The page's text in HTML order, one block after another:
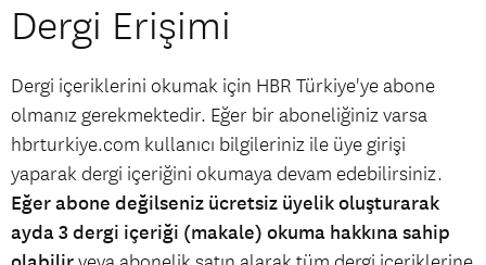
Dergi Erişimi
Dergi içeriklerini okumak için HBR Türkiye'ye abone
olmanız gerekmektedir. Eğer bir aboneliğiniz varsa
hbrturkiye.com kullanıcı bilgileriniz ile üye girişi
yaparak dergi içeriğini okumaya devam edebilirsiniz.
Eğer abone değilseniz ücretsiz üyelik oluşturarak
ayda 3 dergi içeriği (makale) okuma hakkına sahip